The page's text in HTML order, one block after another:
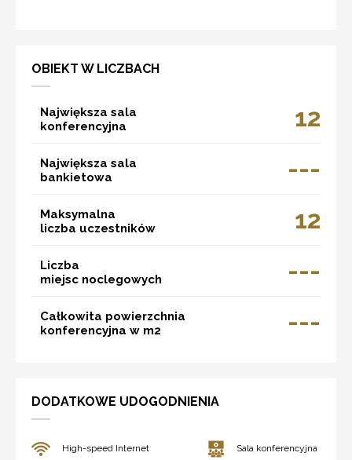
OBIEKT W LICZBACH
Największa sala
konferencyjna
12
Największa sala
bankietowa
---
Maksymalna
liczba uczestników
12
Liczba
miejsc noclegowych
---
Całkowita powierzchnia
konferencyjna w m2
---
DODATKOWE UDOGODNIENIA
High-speed Internet Sala konferencyjna